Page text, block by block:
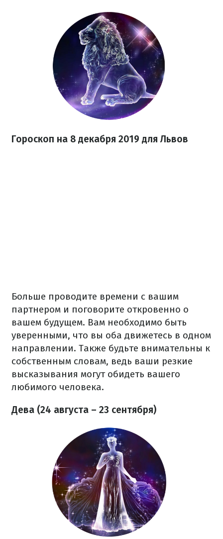
Гороскоп на 8 декабря 2019 для Львов
Больше проводите времени с вашим
партнером и поговорите откровенно о
вашем будущем. Вам необходимо быть
уверенными, что вы оба движетесь в одном
направлении. Также будьте внимательны к
собственным словам, ведь ваши резкие
высказывания могут обидеть вашего
любимого человека.
Дева (24 августа – 23 сентября)